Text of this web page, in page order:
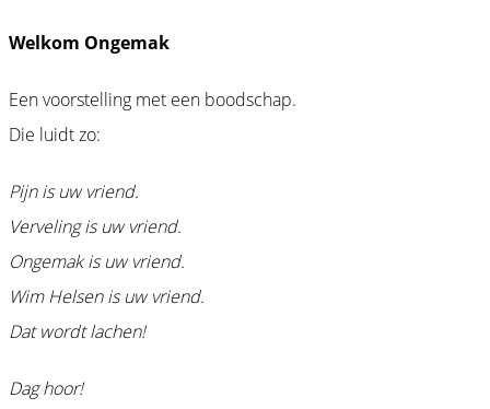
Welkom Ongemak
Een voorstelling met een boodschap.
Die luidt zo:
Pijn is uw vriend.
Verveling is uw vriend.
Ongemak is uw vriend.
Wim Helsen is uw vriend.
Dat wordt lachen!
Dag hoor!